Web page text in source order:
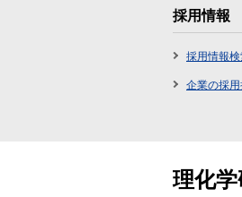
採用情報
採用情報
企業の採
理化